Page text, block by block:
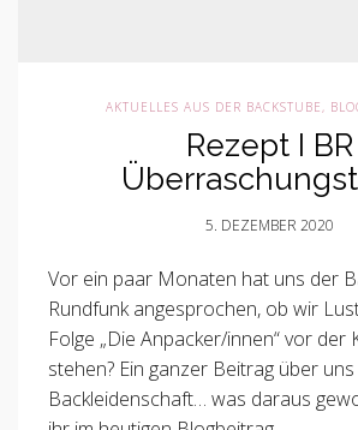
AKTUELLES AUS DER BACKSTUBE,
Rezept I BR
5. DEZEMBER 2020
Vor ein paar Monaten hat uns der
Rundfunk angesprochen, ob wir
Folge „Die Anpacker/innen“ vor der
stehen? Ein ganzer Beitrag über
Backleidenschaft… was daraus